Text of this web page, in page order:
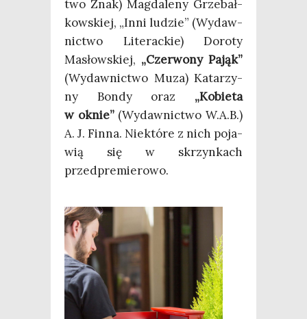
two Znak) Mag­da­le­ny Grze­bał­
kow­skiej, „Inni ludzie” (Wydaw­
nic­two Lite­rac­kie) Doro­ty
Masłow­skiej, „Czer­wo­ny Pająk”
(Wydaw­nic­two Muza) Kata­rzy­
ny Bon­dy oraz „Kobie­ta
w oknie”(Wydaw­nic­two W.A.B.)
A. J. Fin­na. Nie­któ­re z nich poja­
wią się w skrzyn­kach
przedpremierowo.